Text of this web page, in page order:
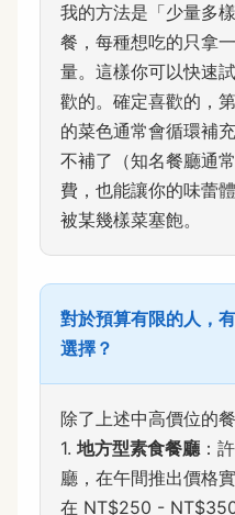
我的方法是「少量多
餐，每種想吃的只拿
量。這樣你可以快速
歡的。確定喜歡的，
的菜色通常會循環補
不補了（知名餐廳通
費，也能讓你的味蕾
被某幾樣菜塞飽。
對於預算有限的人，
選擇？
除了上述中高價位的
1. 地方型素食餐廳：
廳，在午間推出價格
在 NT$250 -